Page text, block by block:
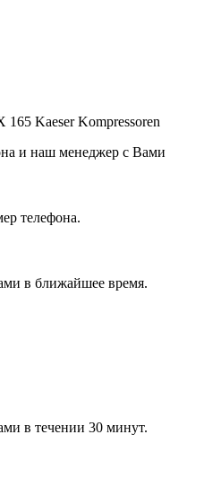
Kaeser Kompressoren
и наш менеджер с Вами
телефона.
в ближайшее время.
в течении 30 минут.